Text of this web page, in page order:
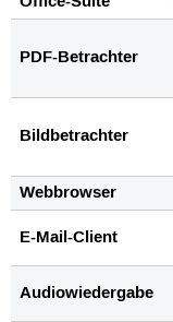
PDF-Betrachter
Bildbetrachter
Webbrowser
E-Mail-Client
Audiowiedergabe